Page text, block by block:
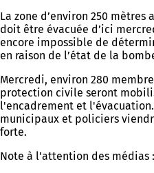
La zone d’environ 250
doit être évacuée d’ici
encore impossible de
en raison de l’état de la
Mercredi, environ 280
protection civile seront
l'encadrement et
municipaux et policiers
forte.
Note à l'attention des médias :